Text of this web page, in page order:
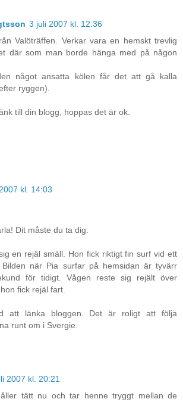
3 juli 2007 kl. 12:36
Valöträffen. Verkar vara en hemskt trevlig
där som man borde hänga med på någon
något ansatta kölen får det att gå kalla
ryggen).
till din blogg, hoppas det är ok.
kl. 14:03
Dit måste du ta dig.
en rejäl smäll. Hon fick riktigt fin surf vid ett
Bilden när Pia surfar på hemsidan är tyvärr
för tidigt. Vågen reste sig rejält över
fick rejäl fart.
att länka bloggen. Det är roligt att följa
runt om i Svergie.
2007 kl. 20:21
tätt nu och tar henne tryggt mellan de